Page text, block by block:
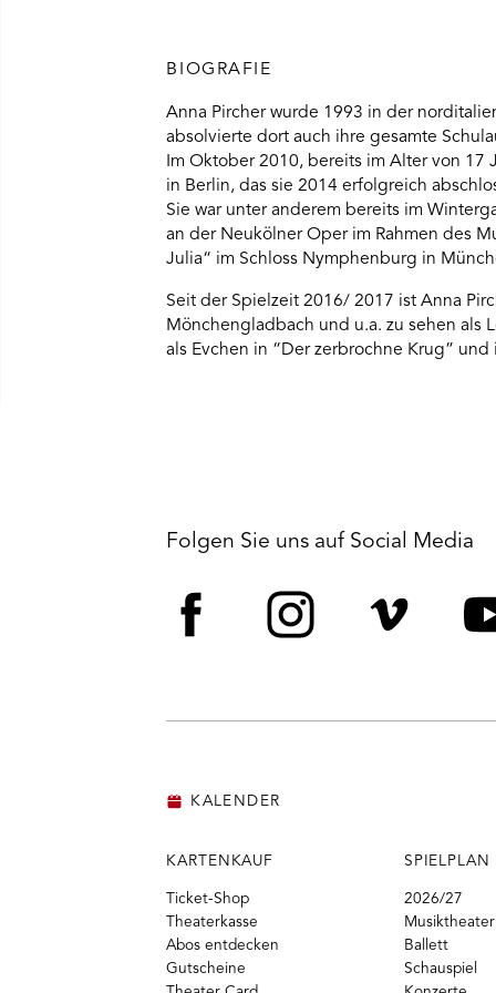
BIOGRAFIE
Anna Pircher wurde 1993 in der
absolvierte dort auch ihre gesamte
Im Oktober 2010, bereits im Alter von 17
in Berlin, das sie 2014 erfolgreich
Sie war unter anderem bereits im
an der Neukölner Oper im Rahmen des
Julia“ im Schloss Nymphenburg in
Seit der Spielzeit 2016/ 2017 ist Anna
Mönchengladbach und u.a. zu sehen als
als Evchen in “Der zerbrochne Krug”
Folgen Sie uns auf Social Media
KALENDER
KARTENKAUF
Ticket-Shop
Theaterkasse
Abos entdecken
Gutscheine
SPIELPLAN
2026/27
Musiktheater
Ballett
Schauspiel